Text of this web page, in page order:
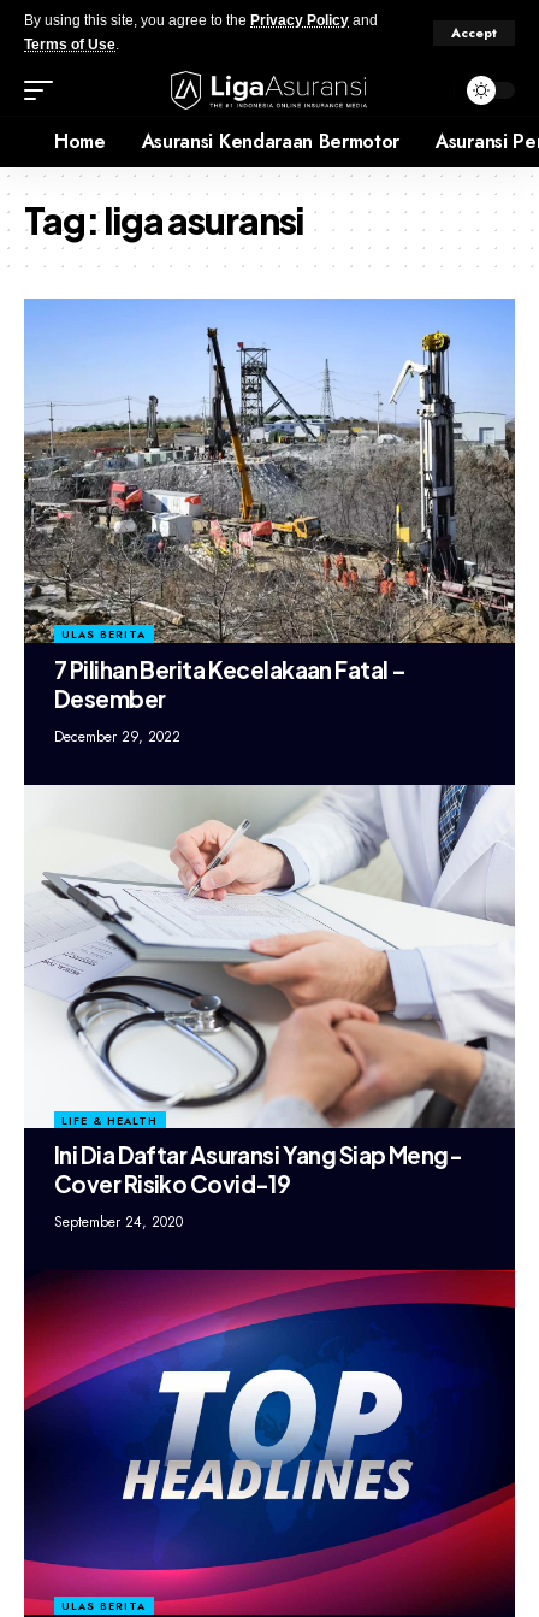
By using this site, you agree to the Privacy Policy and
Terms of Use.
Accept
Home Asuransi Kendaraan Bermotor Asuransi
Tag:liga asuransi
ULAS BERITA
7 Pilihan Berita Kecelakaan Fatal –
Desember
December 29, 2022
LIFE & HEALTH
Ini Dia Daftar Asuransi Yang Siap Meng-
Cover Risiko Covid-19
September 24, 2020
ULAS BERITA